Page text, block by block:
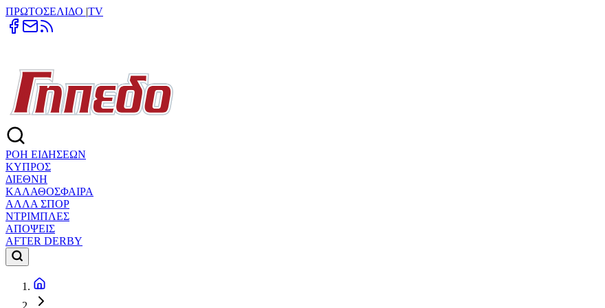
ΠΡΩΤΟΣΕΛΙΔΟ |TV
ΡΟΗ ΕΙΔΗΣΕΩΝ
ΚΥΠΡΟΣ
ΔΙΕΘΝΗ
ΚΑΛΑΘΟΣΦΑΙΡΑ
ΑΛΛΑ ΣΠΟΡ
ΝΤΡΙΜΠΛΕΣ
ΑΠΟΨΕΙΣ
AFTER DERBY